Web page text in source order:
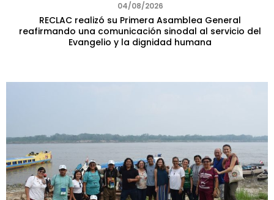
04/08/2026
RECLAC realizó su Primera Asamblea General
reafirmando una comunicación sinodal al servicio del
Evangelio y la dignidad humana